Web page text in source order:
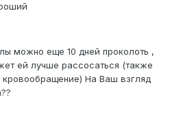
можно еще 10 дней проколоть ,
ей лучше рассосаться (также
кровообращение) На Ваш взгляд